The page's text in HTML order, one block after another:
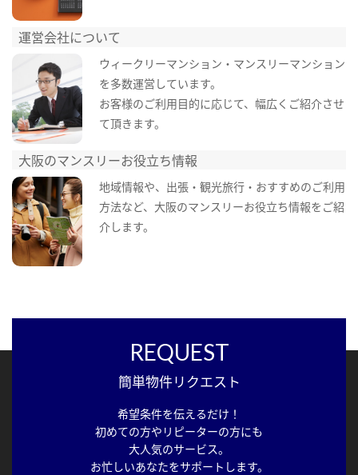
運営会社について
ウィークリーマンション・マンスリーマンション
を多数運営しています。
お客様のご利用目的に応じて、幅広くご紹介させ
て頂きます。
大阪のマンスリーお役立ち情報
地域情報や、出張・観光旅行・おすすめのご利用
方法など、大阪のマンスリーお役立ち情報をご紹
介します。
REQUEST
簡単物件リクエスト
希望条件を伝えるだけ！
初めての方やリピーターの方にも
大人気のサービス。
お忙しいあなたをサポートします。